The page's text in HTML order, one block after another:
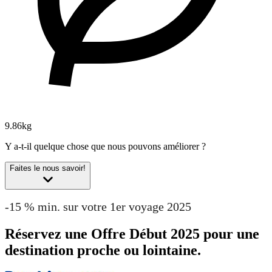
9.86kg
Y a-t-il quelque chose que nous pouvons améliorer ?
Faites le nous savoir!
-15 % min. sur votre 1er voyage 2025
Réservez une Offre Début 2025 pour une
destination proche ou lointaine.